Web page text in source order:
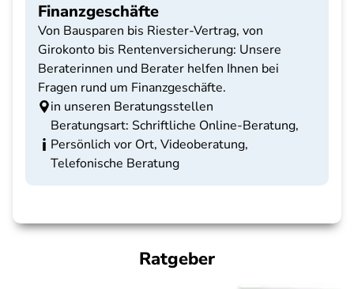
Finanzgeschäfte
Von Bausparen bis Riester-Vertrag, von
Girokonto bis Rentenversicherung: Unsere
Beraterinnen und Berater helfen Ihnen bei
Fragen rund um Finanzgeschäfte.
in unseren Beratungsstellen
Beratungsart: Schriftliche Online-Beratung,
Persönlich vor Ort, Videoberatung,
Telefonische Beratung
Ratgeber